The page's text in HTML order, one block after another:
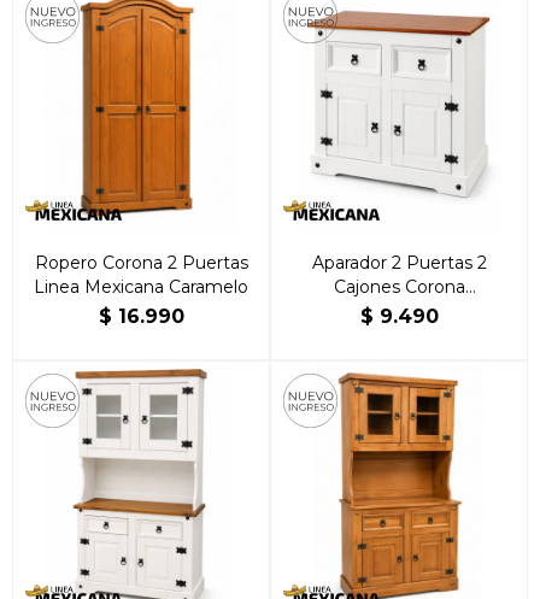
Ropero Corona 2 Puertas
Linea Mexicana Caramelo
$ 16.990
Aparador 2 Puertas 2
Cajones Corona
Blanca/Caramelo | Brillante
$ 9.490